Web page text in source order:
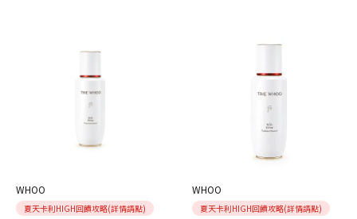
WHOO
夏天卡利HIGH回饋攻略(詳情請點)
WHOO
夏天卡利HIGH回饋攻略(詳情請點)